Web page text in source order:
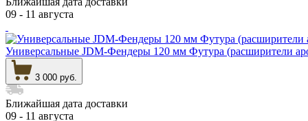
09 - 11 августа
Универсальные JDM-Фендеры 120 мм Футура (расширители
3 000 руб.
Ближайшая дата доставки
09 - 11 августа